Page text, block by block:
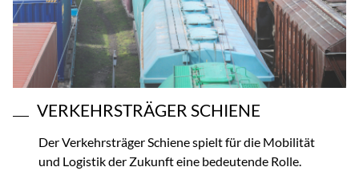
VERKEHRSTRÄGER SCHIENE
Der Verkehrsträger Schiene spielt für die Mobilität
und Logistik der Zukunft eine bedeutende Rolle.